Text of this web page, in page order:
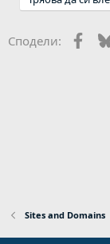
Сподели:
Sites and Domains